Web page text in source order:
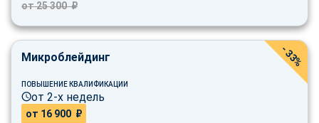
от 25 300 ₽
Микроблейдинг
ПОВЫШЕНИЕ КВАЛИФИКАЦИИ
от 2-х недель
от 16 900 ₽
- 33%